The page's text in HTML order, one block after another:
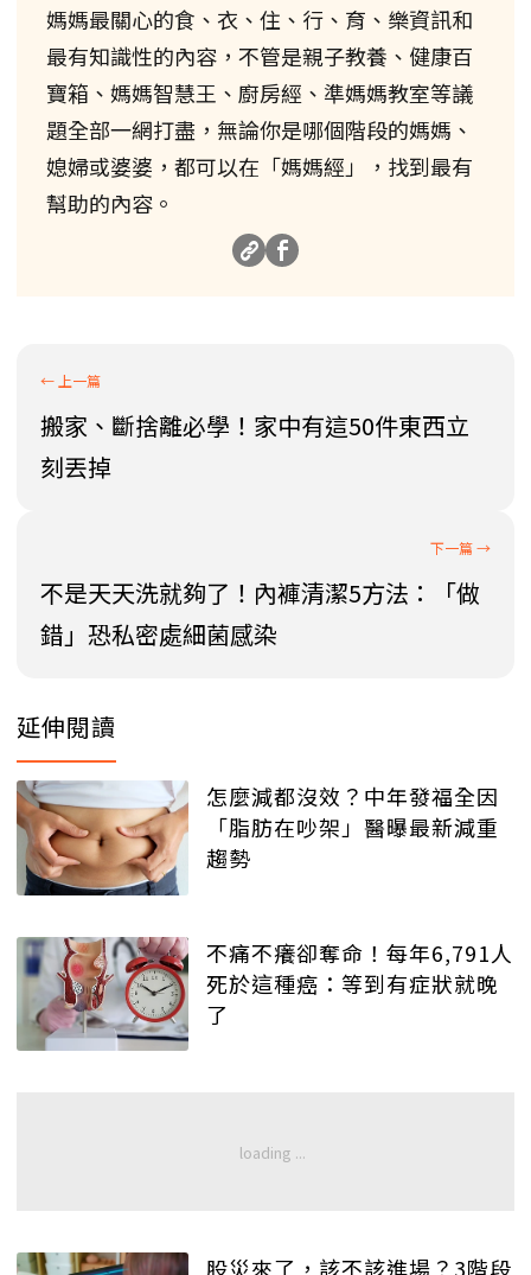
媽媽最關心的食、衣、住、行、育、樂資訊和
最有知識性的內容，不管是親子教養、健康百
寶箱、媽媽智慧王、廚房經、準媽媽教室等議
題全部一網打盡，無論你是哪個階段的媽媽、
媳婦或婆婆，都可以在「媽媽經」，找到最有
幫助的內容。
搬家、斷捨離必學！家中有這50件東西立
刻丟掉
不是天天洗就夠了！內褲清潔5方法：「做
錯」恐私密處細菌感染
延伸閱讀
怎麼減都沒效？中年發福全因
「脂肪在吵架」醫曝最新減重
趨勢
不痛不癢卻奪命！每年6,791人
死於這種癌：等到有症狀就晚
了
股災來了，該不該進場？3階段